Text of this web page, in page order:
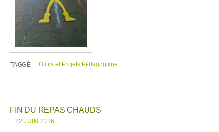
TAGGÉ Outils et Projets Pédagogique
FIN DU REPAS CHAUDS
22 JUIN 2026